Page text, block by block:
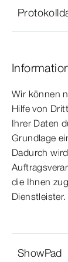
Wir können
Hilfe von
Ihrer Daten
Grundlage
Dadurch
die Ihnen
Dienstleister.
ShowPad